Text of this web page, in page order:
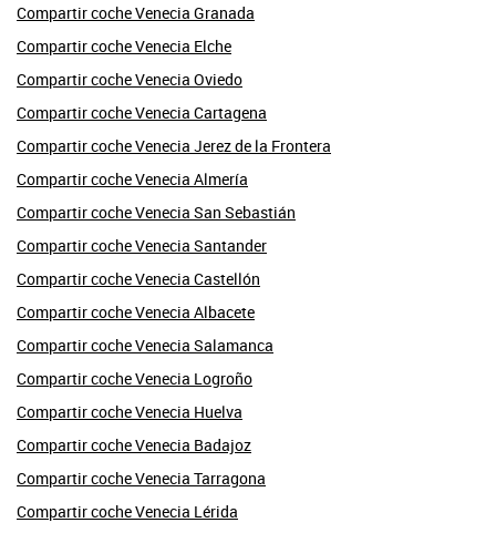
Compartir coche Venecia Granada
Compartir coche Venecia Elche
Compartir coche Venecia Oviedo
Compartir coche Venecia Cartagena
Compartir coche Venecia Jerez de la Frontera
Compartir coche Venecia Almería
Compartir coche Venecia San Sebastián
Compartir coche Venecia Santander
Compartir coche Venecia Castellón
Compartir coche Venecia Albacete
Compartir coche Venecia Salamanca
Compartir coche Venecia Logroño
Compartir coche Venecia Huelva
Compartir coche Venecia Badajoz
Compartir coche Venecia Tarragona
Compartir coche Venecia Lérida